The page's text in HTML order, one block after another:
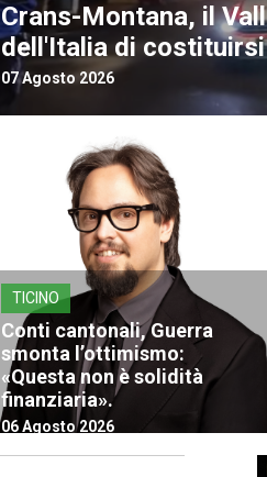
Crans-Montana, il
dell'Italia di
07 Agosto 2026
TICINO
Conti cantonali, Guerra
smonta l’ottimismo:
«Questa non è solidità
finanziaria».
06 Agosto 2026